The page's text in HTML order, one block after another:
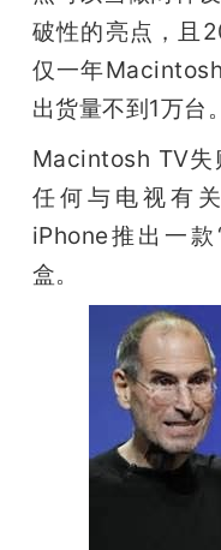
破性的亮点，且
仅一年
出货量不到1万台。
Macintosh TV失
任何与电视有
iPhone推出一
盒。